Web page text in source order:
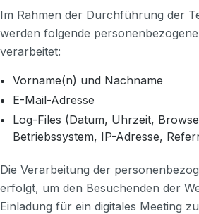
Im Rahmen der Durchführung der
werden folgende
verarbeitet:
Vorname(n) und Nachname
E-Mail-Adresse
Log-Files (Datum, Uhrzeit,
Betriebssystem, IP-Adresse,
Die Verarbeitung der
erfolgt, um den Besuchenden der
Einladung für ein digitales Meeting